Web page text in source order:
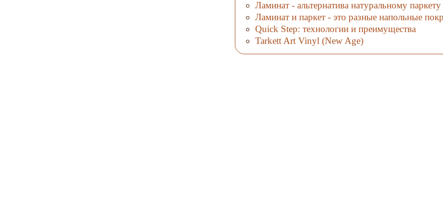
Ламинат - альтернатива натуральному паркету
Ламинат и паркет - это разные напольные
Quick Step: технологии и преимущества
Tarkett Art Vinyl (New Age)